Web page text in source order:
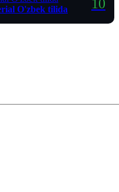
O'zbek tilida